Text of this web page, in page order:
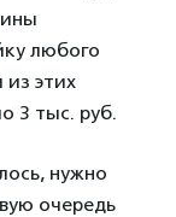
любого
этих
3 тыс. руб.
нужно
очередь